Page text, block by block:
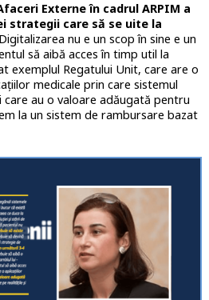
Externe în cadrul ARPIM a
strategii care să se uite la
Digitalizarea nu e un scop în sine e un
să aibă acces în timp util la
exemplul Regatului Unit, care are o
medicale prin care sistemul
care au o valoare adăugată pentru
la un sistem de rambursare bazat